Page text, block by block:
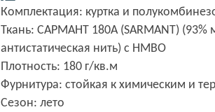
Комплектация: куртка и
Ткань: САРМАНТ 180А (SARMANT)
антистатическая нить) с НМВО
Плотность: 180 г/кв.м
Фурнитура: стойкая к химическим и
Сезон: лето